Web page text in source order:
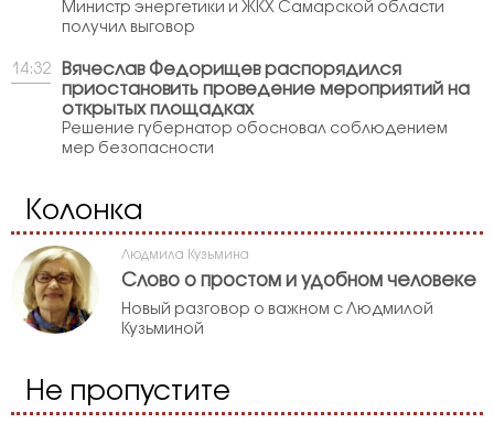
Министр энергетики и ЖКХ Самарской области
получил выговор
14:32
Вячеслав Федорищев распорядился
приостановить проведение мероприятий на
открытых площадках
Решение губернатор обосновал соблюдением
мер безопасности
Колонка
Людмила Кузьмина
Слово о простом и удобном человеке
Новый разговор о важном с Людмилой
Кузьминой
Не пропустите